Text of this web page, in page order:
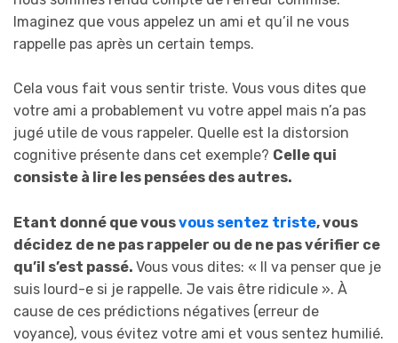
Imaginez que vous appelez un ami et qu’il ne vous
rappelle pas après un certain temps.
Cela vous fait vous sentir triste. Vous vous dites que
votre ami a probablement vu votre appel mais n’a pas
jugé utile de vous rappeler. Quelle est la distorsion
cognitive présente dans cet exemple? Celle qui
consiste à lire les pensées des autres.
Etant donné que vousvous sentez triste, vous
décidez de ne pas rappeler ou de ne pas vérifier ce
qu’il s’est passé. Vous vous dites: « Il va penser que je
suis lourd-e si je rappelle. Je vais être ridicule ». À
cause de ces prédictions négatives (erreur de
voyance), vous évitez votre ami et vous sentez humilié.